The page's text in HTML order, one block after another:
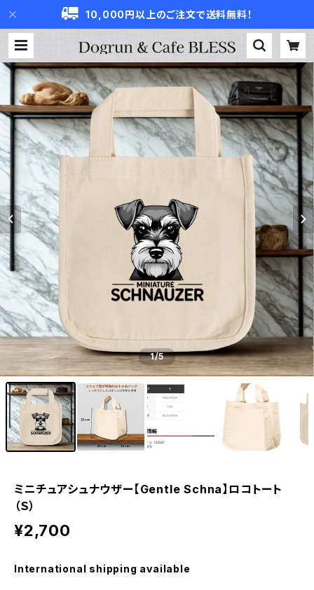
10,000円以上のご注文で送料無料！
1/5
ミニチュアシュナウザー【Gentle Schna】ロコトート
（Ｓ）
¥2,700
International shipping available